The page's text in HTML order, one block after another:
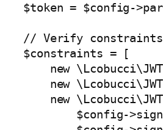
$token = $config-
// Verify
$constraints = [
new
new
new
$config-